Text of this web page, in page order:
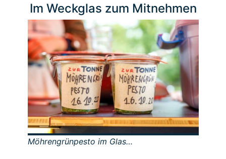
Im Weckglas zum Mitnehmen
Möhrengrünpesto im Glas…